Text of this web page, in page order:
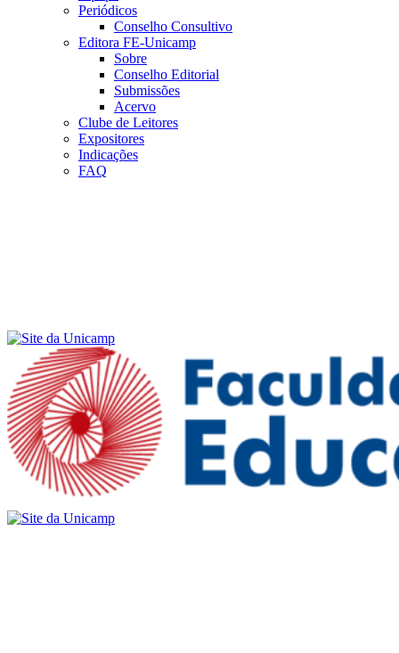
Periódicos
Conselho Consultivo
Editora FE-Unicamp
Sobre
Conselho Editorial
Submissões
Acervo
Clube de Leitores
Expositores
Indicações
FAQ